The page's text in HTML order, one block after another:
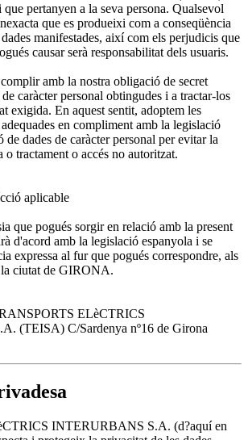
que pertanyen a la seva persona. Qualsevol
que es produeixi com a conseqüència
manifestades, així com els perjudicis que
causar serà responsabilitat dels usuaris.
amb la nostra obligació de secret
de caràcter personal obtingudes i a tractar-los
exigida. En aquest sentit, adoptem les
en compliment amb la legislació
de dades de caràcter personal per evitar la
o tractament o accés no autoritzat.
aplicable
que pogués sorgir en relació amb la present
d'acord amb la legislació espanyola i se
expressa al fur que pogués correspondre, als
ciutat de GIRONA.
ELèCTRICS
(TEISA) C/Sardenya nº16 de Girona
INTERURBANS S.A. (d?aquí en